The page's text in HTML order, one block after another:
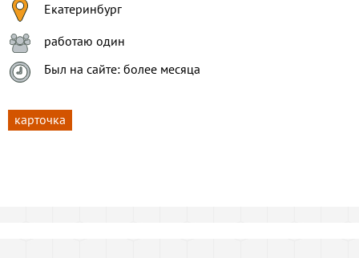
Екатеринбург
работаю один
Был на сайте: более месяца
карточка